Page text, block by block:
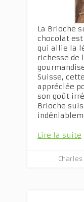
La Brioche
chocolat
qui allie la
richesse de
Suisse,
appréciée
son goût
Brioche
Lire la suite
Charles